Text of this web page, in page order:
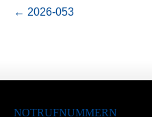
← 2026-053
NOTRUFNUMMERN